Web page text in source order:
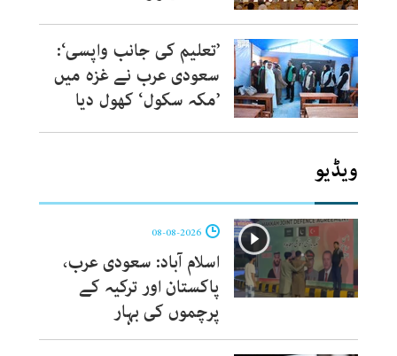
’تعلیم کی جانب واپسی‘:
سعودی عرب نے غزہ میں
’مکہ سکول‘ کھول دیا
ویڈیو
اسلام آباد: سعودی عرب،
پاکستان اور ترکیہ کے
پرچموں کی بہار